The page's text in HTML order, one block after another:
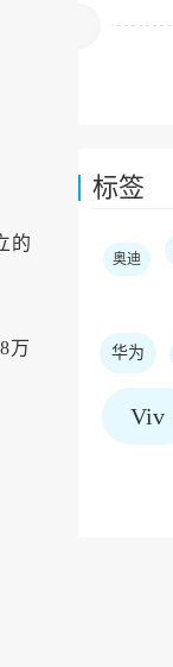
标签
奥迪
华为
Viv
的
万